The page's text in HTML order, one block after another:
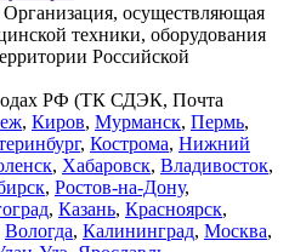
Организация, осуществляющая
техники, оборудования
Российской
РФ (ТК СДЭК, Почта
, Киров, Мурманск, Пермь,
, Кострома, Нижний
, Хабаровск, Владивосток,
, Ростов-на-Дону,
, Казань, Красноярск,
Вологда, Калининград, Москва,